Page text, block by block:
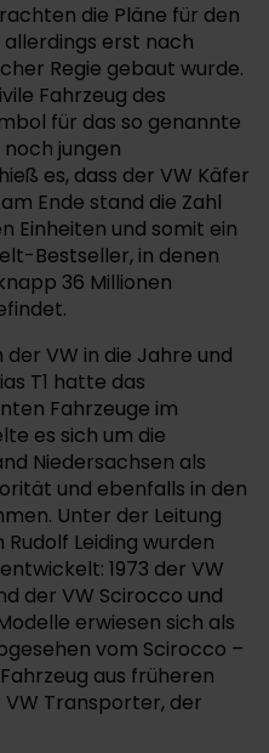
die Pläne für den
erst nach
Regie gebaut wurde.
Fahrzeug des
für das so genannte
jungen
es, dass der VW Käfer
Ende stand die Zahl
Einheiten und somit ein
Bestseller, in denen
36 Millionen
VW in die Jahre und
T1 hatte das
Fahrzeuge im
es sich um die
Niedersachsen als
und ebenfalls in den
Unter der Leitung
Leiding wurden
1973 der VW
der VW Scirocco und
erwiesen sich als
vom Scirocco –
aus früheren
VW Transporter, der